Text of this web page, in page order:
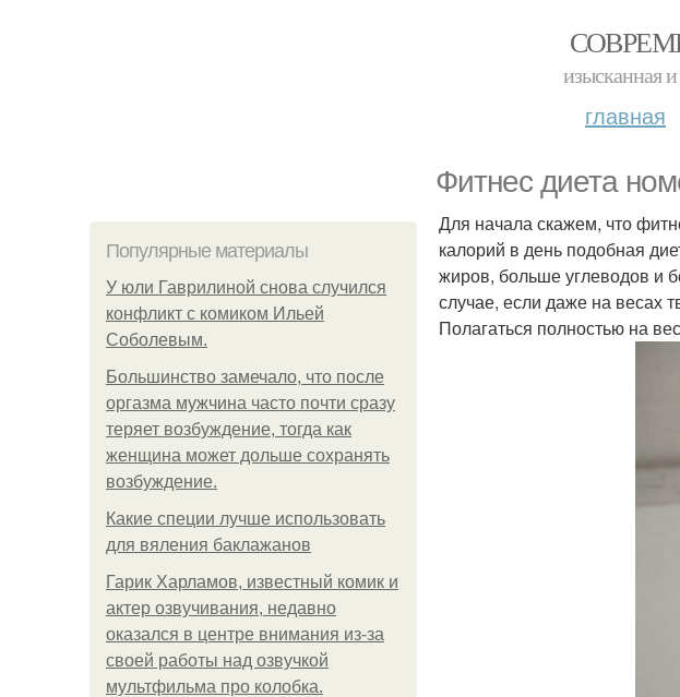
изысканная
главная
Фитнес диета
Популярные материалы
У юли Гаврилиной снова случился
конфликт с комиком Ильей
Соболевым.
Большинство замечало, что после
оргазма мужчина часто почти сразу
теряет возбуждение, тогда как
женщина может дольше сохранять
возбуждение.
Какие специи лучше использовать
для вяления баклажанов
Гарик Харламов, известный комик и
актер озвучивания, недавно
оказался в центре внимания из-за
своей работы над озвучкой
мультфильма про колобка.
Для начала скажем, что
калорий в день подобная
жиров, больше углеводов и
случае, если даже на весах
Полагаться полностью на